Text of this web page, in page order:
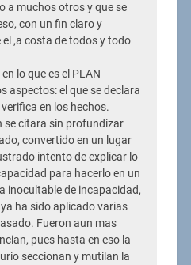
a muchos otros y que se
con un fin claro y
,a costa de todos y todo
lo que es el PLAN
aspectos: el que se declara
en los hechos.
se citara sin profundizar
convertido en un lugar
intento de explicar lo
para hacerlo en un
inocultable de incapacidad,
ha sido aplicado varias
Fueron aun mas
pues hasta en eso la
seccionan y mutilan la